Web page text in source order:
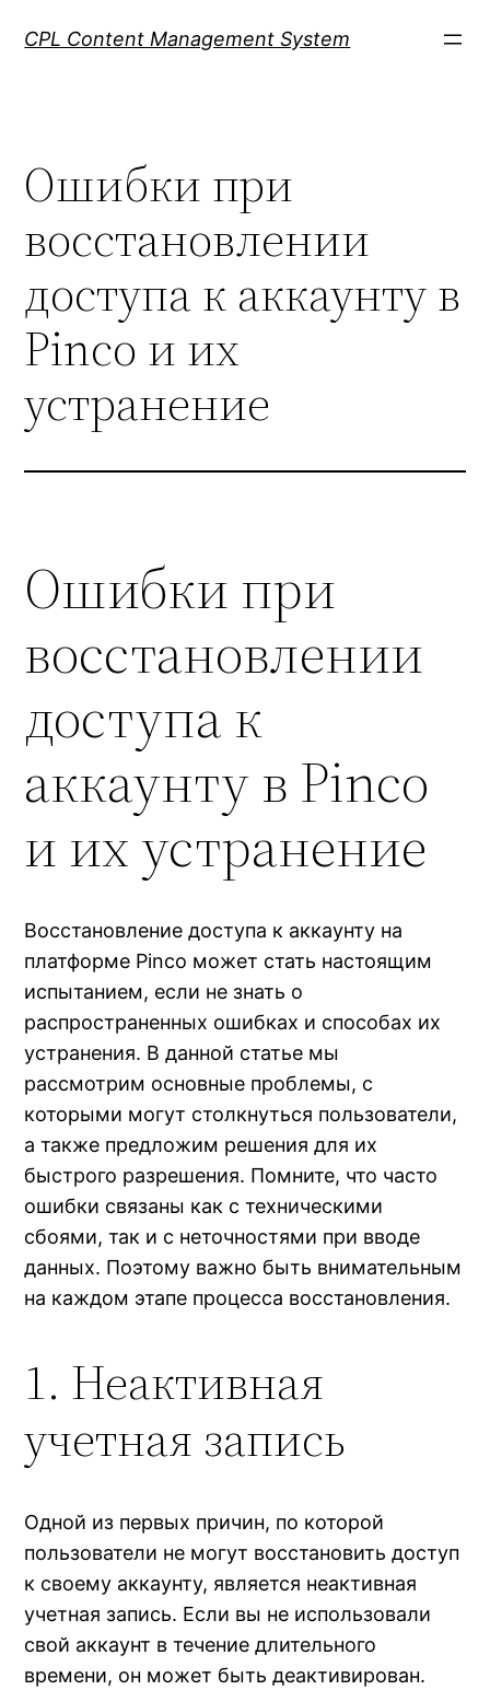
CPL Content Management System
Ошибки при
восстановлении
доступа к аккаунту в
Pinco и их
устранение
Ошибки при
восстановлении
доступа к
аккаунту в Pinco
и их устранение
Восстановление доступа к аккаунту на
платформе Pinco может стать настоящим
испытанием, если не знать о
распространенных ошибках и способах их
устранения. В данной статье мы
рассмотрим основные проблемы, с
которыми могут столкнуться пользователи,
а также предложим решения для их
быстрого разрешения. Помните, что часто
ошибки связаны как с техническими
сбоями, так и с неточностями при вводе
данных. Поэтому важно быть внимательным
на каждом этапе процесса восстановления.
1. Неактивная
учетная запись
Одной из первых причин, по которой
пользователи не могут восстановить доступ
к своему аккаунту, является неактивная
учетная запись. Если вы не использовали
свой аккаунт в течение длительного
времени, он может быть деактивирован.